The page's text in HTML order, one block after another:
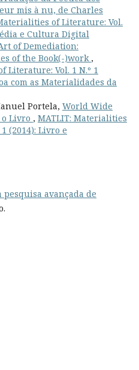
mis à nu, de Charles
of Literature: Vol.
e Cultura Digital
of Demediation:
of the Book(-)work ,
Literature: Vol. 1 N.º 1
com as Materialidades da
Portela, World Wide
o Livro , MATLIT: Materialities
(2014): Livro e
avançada de